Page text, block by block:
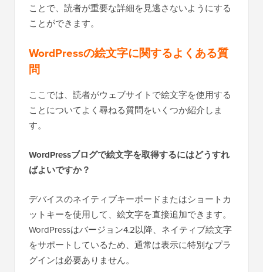
ことで、読者が重要な詳細を見逃さないようにする
ことができます。
WordPressの絵文字に関するよくある質
問
ここでは、読者がウェブサイトで絵文字を使用する
ことについてよく尋ねる質問をいくつか紹介しま
す。
WordPressブログで絵文字を取得するにはどうすれ
ばよいですか？
デバイスのネイティブキーボードまたはショートカ
ットキーを使用して、絵文字を直接追加できます。
WordPressはバージョン4.2以降、ネイティブ絵文字
をサポートしているため、通常は表示に特別なプラ
グインは必要ありません。